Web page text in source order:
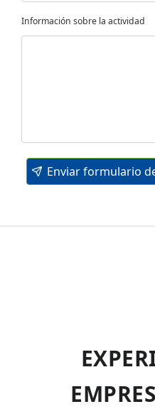
Información sobre la actividad
Enviar formulario